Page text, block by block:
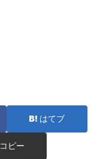
はてブ
コピー